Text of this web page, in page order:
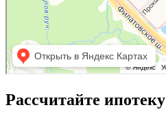
Рассчитайте ипотеку